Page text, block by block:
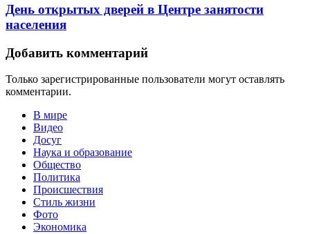
День открытых дверей в Центре занятости
населения
Добавить комментарий
Только зарегистрированные пользователи могут оставлять
комментарии.
В мире
Видео
Досуг
Наука и образование
Общество
Политика
Происшествия
Стиль жизни
Фото
Экономика